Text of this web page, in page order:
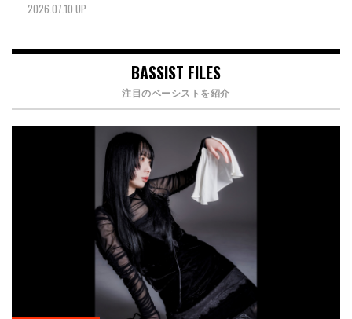
2026.07.10 UP
BASSIST FILES
注目のベーシストを紹介